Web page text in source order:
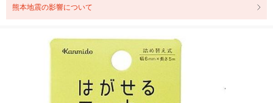
熊本地震の影響について